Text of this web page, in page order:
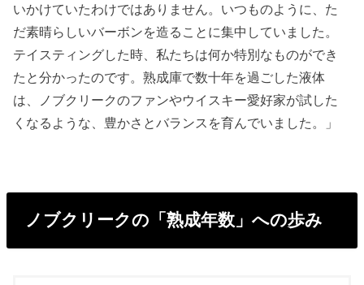
いかけていたわけではありません。いつものように、た
だ素晴らしいバーボンを造ることに集中していました。
テイスティングした時、私たちは何か特別なものができ
たと分かったのです。熟成庫で数十年を過ごした液体
は、ノブクリークのファンやウイスキー愛好家が試した
くなるような、豊かさとバランスを育んでいました。」
ノブクリークの「熟成年数」への歩み